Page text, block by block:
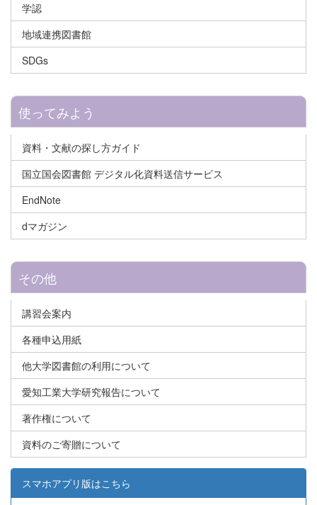
学認
地域連携図書館
SDGs
使ってみよう
資料・文献の探し方ガイド
国立国会図書館 デジタル化資料送信サービス
EndNote
dマガジン
その他
講習会案内
各種申込用紙
他大学図書館の利用について
愛知工業大学研究報告について
著作権について
資料のご寄贈について
スマホアプリ版はこちら